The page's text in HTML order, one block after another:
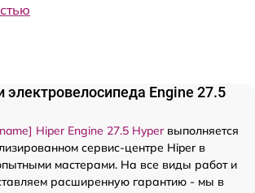
электровелосипеда Engine 27.5
Hiper Engine 27.5 Нyperвыполняется
сервис-центре Hiper в
мастерами. На все виды работ и
расширенную гарантию - мы в